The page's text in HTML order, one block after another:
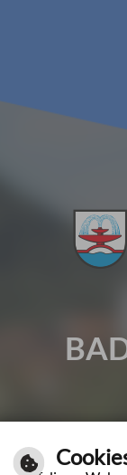
Tel.: